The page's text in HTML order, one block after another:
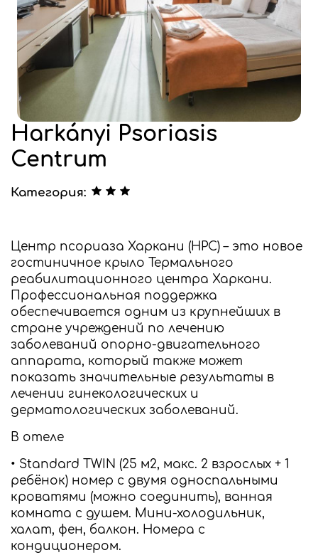
Harkányi Psoriasis
Centrum
Категория:
Центр псориаза Харкани (HPC) – это новое
гостиничное крыло Термального
реабилитационного центра Харкани.
Профессиональная поддержка
обеспечивается одним из крупнейших в
стране учреждений по лечению
заболеваний опорно-двигательного
аппарата, который также может
показать значительные результаты в
лечении гинекологических и
дерматологических заболеваний.
В отеле
• Standard TWIN (25 м2, макс. 2 взрослых + 1
ребёнок) номер с двумя односпальными
кроватями (можно соединить), ванная
комната с душем. Мини-холодильник,
халат, фен, балкон. Номера с
кондиционером.